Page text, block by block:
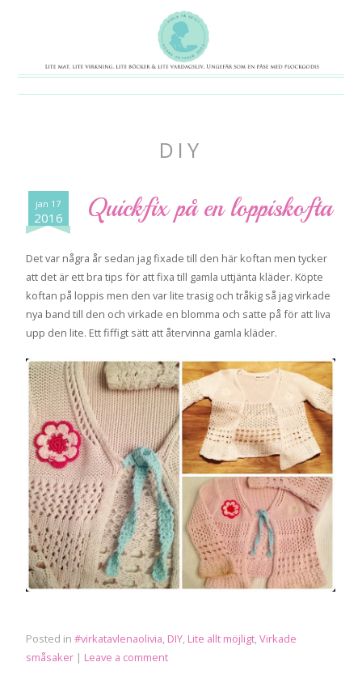
DIY
jan 17
2016 Quickfix på en loppiskofta
Det var några år sedan jag fixade till den här koftan men tycker
att det är ett bra tips för att fixa till gamla uttjänta kläder. Köpte
koftan på loppis men den var lite trasig och tråkig så jag virkade
nya band till den och virkade en blomma och satte på för att liva
upp den lite. Ett fiffigt sätt att återvinna gamla kläder.
Posted in#virkatavlenaolivia DIY Lite allt möjligt ,Virkade
småsaker | Leave a comment